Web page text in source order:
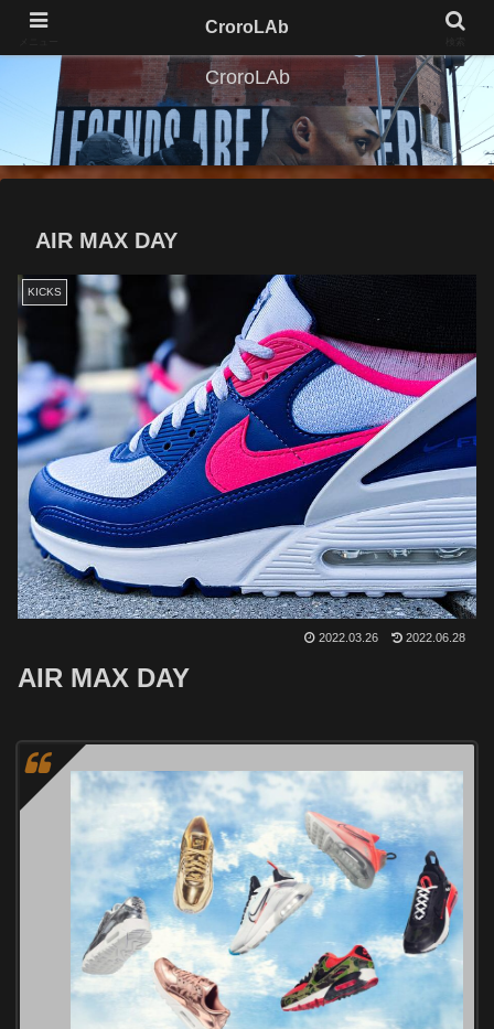
CroroLAb
AIR MAX DAY
KICKS
2022.03.26 2022.06.28
AIR MAX DAY
CroroLAb